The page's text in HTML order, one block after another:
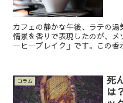
カフェの静かな午後、ラテの
情景を香りで表現したのが、
ーヒーブレイク」です。この
コラム
死
は